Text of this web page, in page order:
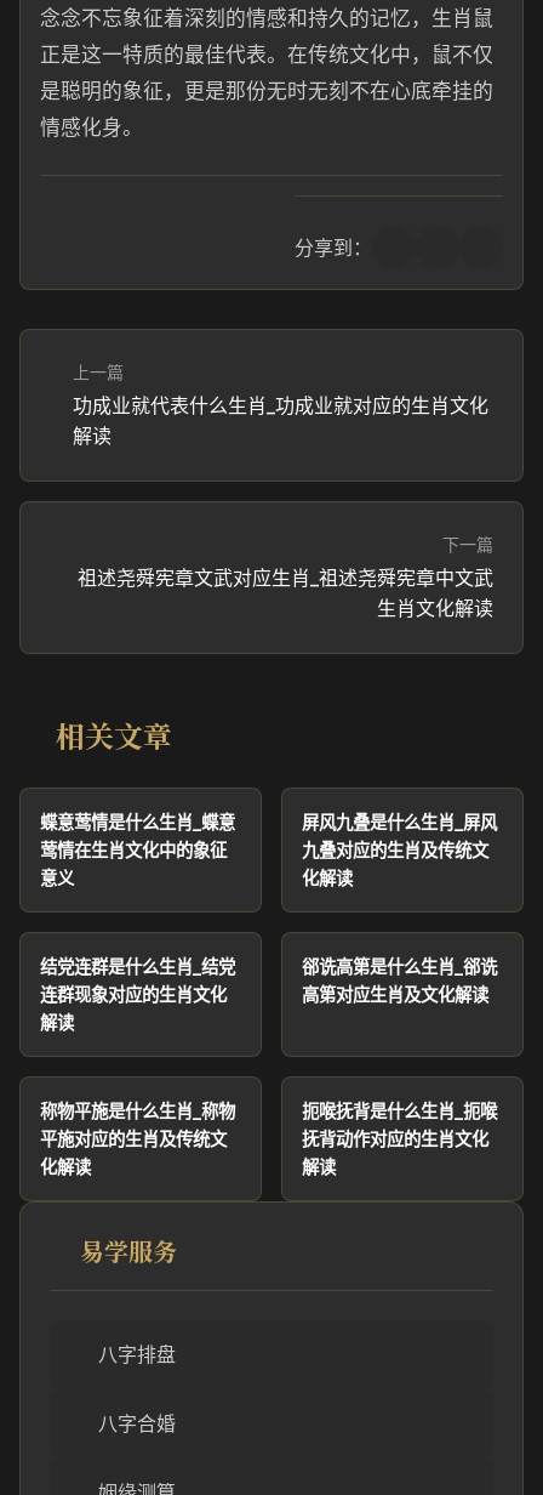
念念不忘象征着深刻的情感和持久的记忆，生肖鼠
正是这一特质的最佳代表。在传统文化中，鼠不仅
是聪明的象征，更是那份无时无刻不在心底牵挂的
情感化身。
分享到：
上一篇
功成业就代表什么生肖_功成业就对应的生肖文化
解读
下一篇
祖述尧舜宪章文武对应生肖_祖述尧舜宪章中文武
生肖文化解读
相关文章
蝶意莺情是什么生肖_蝶意
莺情在生肖文化中的象征
意义
屏风九叠是什么生肖_屏风
九叠对应的生肖及传统文
化解读
结党连群是什么生肖_结党
连群现象对应的生肖文化
解读
郤诜高第是什么生肖_郤诜
高第对应生肖及文化解读
称物平施是什么生肖_称物
平施对应的生肖及传统文
化解读
扼喉抚背是什么生肖_扼喉
抚背动作对应的生肖文化
解读
易学服务
八字排盘
八字合婚